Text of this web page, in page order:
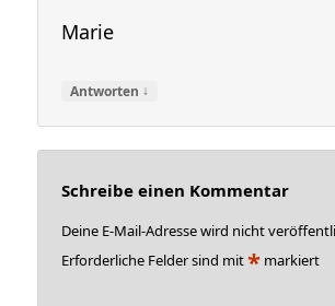
Marie
Antworten ↓
Schreibe einen Kommentar
Deine E-Mail-Adresse wird nicht
Erforderliche Felder sind mit* markiert